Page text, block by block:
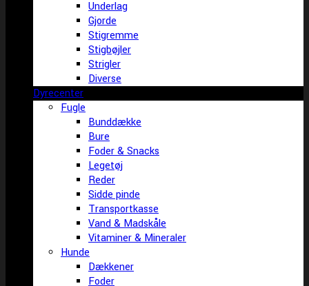
Underlag
Gjorde
Stigremme
Stigbøjler
Strigler
Diverse
Dyrecenter
Fugle
Bunddække
Bure
Foder & Snacks
Legetøj
Reder
Sidde pinde
Transportkasse
Vand & Madskåle
Vitaminer & Mineraler
Hunde
Dækkener
Foder